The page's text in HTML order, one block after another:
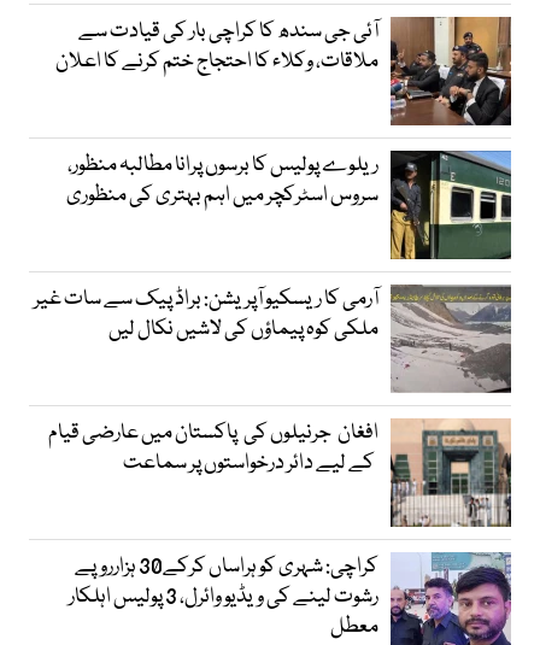
آئی جی سندھ کا کراچی بار کی قیادت سے
ملاقات، وکلاء کا احتجاج ختم کرنے کا اعلان
ریلوے پولیس کا برسوں پرانا مطالبہ منظور،
سروس اسٹرکچر میں اہم بہتری کی منظوری
آرمی کا ریسکیو آپریشن: براڈ پیک سے سات غیر
ملکی کوہ پیماؤں کی لاشیں نکال لیں
افغان جرنیلوں کی پاکستان میں عارضی قیام
کے لیے دائر درخواستوں پر سماعت
کراچی: شہری کو ہراساں کرکے30 ہزارروپے
رشوت لینے کی ویڈیو وائرل، 3 پولیس اہلکار
معطل